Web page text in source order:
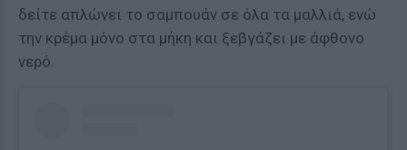
δείτε απλώνει το σαμπουάν σε όλα τα μαλλιά, ενώ
την κρέμα μόνο στα μήκη και ξεβγάζει με άφθονο
νερό.